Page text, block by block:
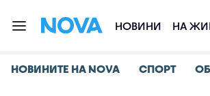
НОВИНИ НА
НОВИНИТЕ НА NOVA СПОРТ